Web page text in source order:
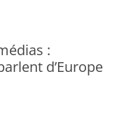
:
d’Europe